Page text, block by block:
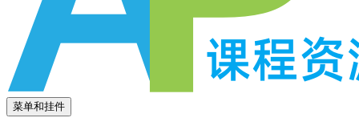
菜单和挂件